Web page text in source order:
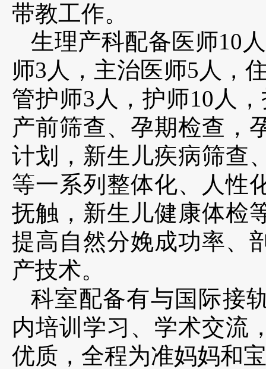
带教工作。
生理产科配备医师10
师3人，主治医师5人，
管护师3人，护师10人
产前筛查、孕期检查，
计划，新生儿疾病筛查
等一系列整体化、人性
抚触，新生儿健康体检
提高自然分娩成功率、
产技术。
科室配备有与国际接
内培训学习、学术交流
优质，全程为准妈妈